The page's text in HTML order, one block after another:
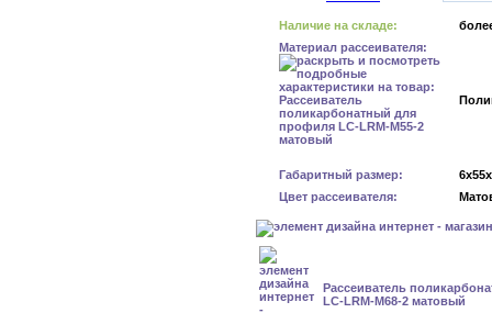
Наличие на складе:
Материал рассеивателя:
Габаритный размер:
Цвет рассеивателя:
Рассеиватель
LC-LRM-M68-2 матовый